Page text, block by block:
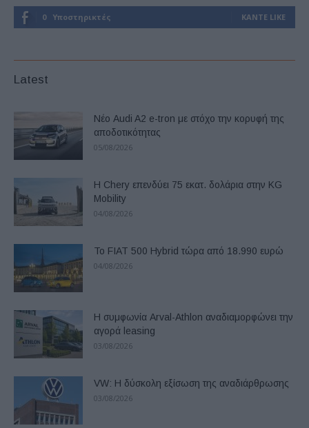
0 Υποστηρικτές ΚΆΝΤΕ LIKE
Latest
Νέο Audi A2 e-tron με στόχο την κορυφή της
αποδοτικότητας
05/08/2026
Η Chery επενδύει 75 εκατ. δολάρια στην KG
Mobility
04/08/2026
Το FIAT 500 Hybrid τώρα από 18.990 ευρώ
04/08/2026
Η συμφωνία Arval-Athlon αναδιαμορφώνει την
αγορά leasing
03/08/2026
VW: Η δύσκολη εξίσωση της αναδιάρθρωσης
03/08/2026